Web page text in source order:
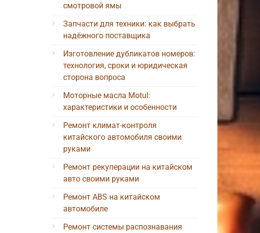
смотровой ямы
Запчасти для техники: как выбрать
надёжного поставщика
Изготовление дубликатов номеров:
технология, сроки и юридическая
сторона вопроса
Моторные масла Motul:
характеристики и особенности
Ремонт климат-контроля
китайского автомобиля своими
руками
Ремонт рекуперации на китайском
авто своими руками
Ремонт ABS на китайском
автомобиле
Ремонт системы распознавания